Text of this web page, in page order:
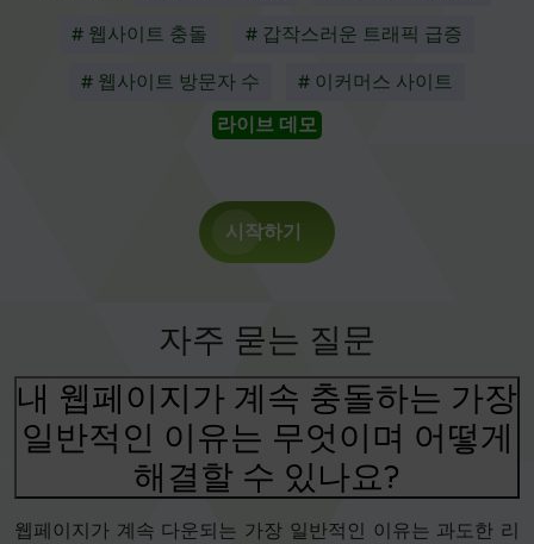
# 웹사이트 충돌 # 갑작스러운 트래픽 급증
# 웹사이트 방문자 수
# 이커머스 사이트
라이브 데모
시작하기
자주 묻는 질문
내 웹페이지가 계속 충돌하는 가장
일반적인 이유는 무엇이며 어떻게
해결할 수 있나요?
웹페이지가 계속 다운되는 가장 일반적인 이유는 과도한 리